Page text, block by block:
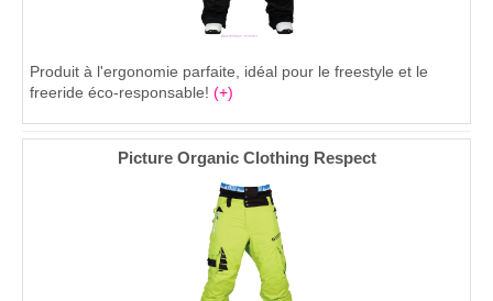
Produit à l'ergonomie parfaite, idéal pour le freestyle et le
freeride éco-responsable! (+)
Picture Organic Clothing Respect